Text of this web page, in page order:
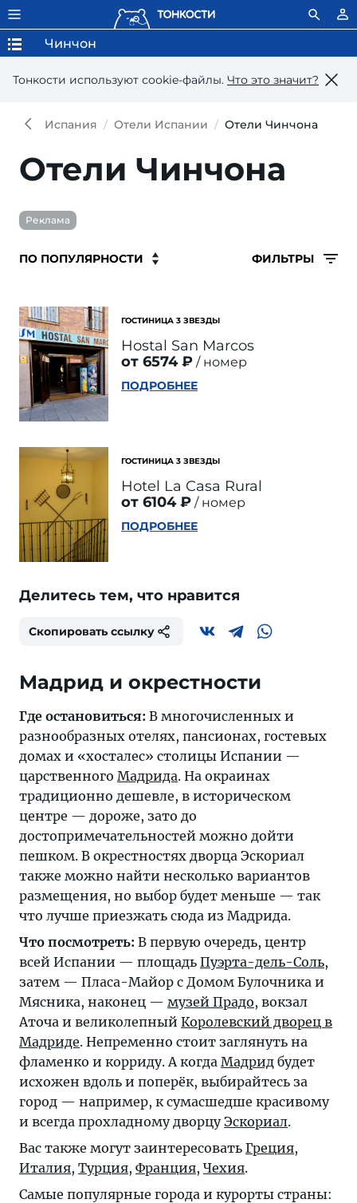
Тонкости используют сookie-файлы. Что это значит?
Чинчон
Испания Отели Испании Отели Чинчона
Отели Чинчона
Реклама
ФИЛЬТРЫ
ГОСТИНИЦА 3 ЗВЕЗДЫ
Hostal San Marcos
от 6574 ₽
номер
ПОДРОБНЕЕ
ГОСТИНИЦА 3 ЗВЕЗДЫ
Hotel La Casa Rural
от 6104 ₽
номер
ПОДРОБНЕЕ
Делитесь тем, что нравится
Скопировать ссылку
Мадрид и окрестности
Где остановиться: В многочисленных и
разнообразных отелях, пансионах, гостевых
домах и «хосталес» столицы Испании —
царственного Мадрида. На окраинах
традиционно дешевле, в историческом
центре — дороже, зато до
достопримечательностей можно дойти
пешком. В окрестностях дворца Эскориал
также можно найти несколько вариантов
размещения, но выбор будет меньше — так
что лучше приезжать сюда из Мадрида.
Что посмотреть: В первую очередь, центр
всей Испании — площадь Пуэрта-дель-Соль,
затем — Пласа-Майор с Домом Булочника и
Мясника, наконец — музей Прадо, вокзал
Аточа и великолепный Королевский дворец в
Мадриде. Непременно стоит заглянуть на
фламенко и корриду. А когда Мадрид будет
исхожен вдоль и поперёк, выбирайтесь за
город — например, к сумасшедше красивому
и всегда прохладному дворцуЭскориал.
Вас также могут заинтересовать Греция,
Италия, Турция, Франция, Чехия.
Самые популярные города и курорты страны: